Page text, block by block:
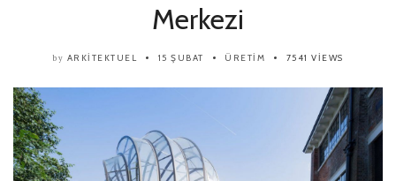
Merkezi
by ARKITEKTUEL 15 ŞUBAT ÜRETIM 7541 VIEWS